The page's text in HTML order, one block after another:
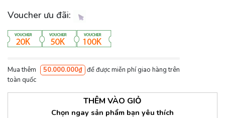
Voucher ưu đãi:
Mua thêm 50.000.000₫ để được miễn phí giao hàng trên
toàn quốc
THÊM VÀO GIỎ
Chọn ngay sản phẩm bạn yêu thích